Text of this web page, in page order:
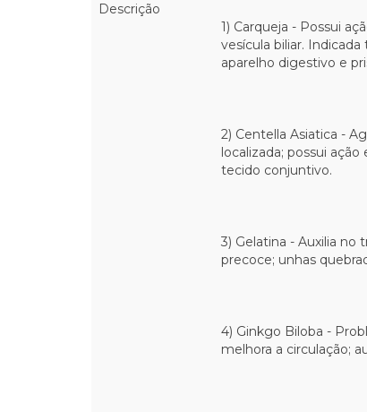
Descrição
1) Carqueja - Possui
vesícula biliar.
aparelho digestivo e
2) Centella Asiatica -
localizada; possui
tecido conjuntivo.
3) Gelatina - Auxilia
precoce; unhas
4) Ginkgo Biloba -
melhora a circulação;